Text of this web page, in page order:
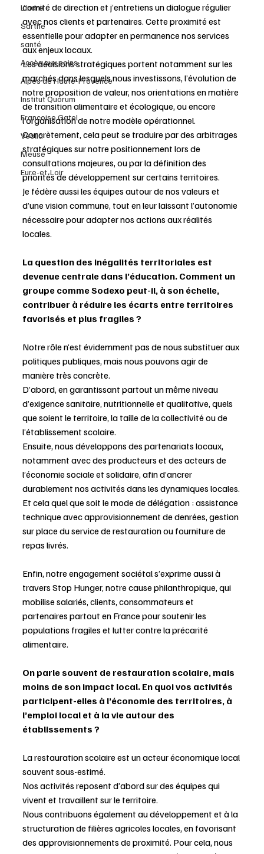
L'Indre
Sarthe
santé
Accès aux soins
Alpes de Haute-Provence
Institut Quorum
Françoise Gatel
Veolia
Meuse
Eure-et-Loir
comité de direction et j’entretiens un dialogue régulier
avec nos clients et partenaires. Cette proximité est
essentielle pour adapter en permanence nos services
aux enjeux locaux.
Les décisions stratégiques portent notamment sur les
marchés dans lesquels nous investissons, l’évolution de
notre proposition de valeur, nos orientations en matière
de transition alimentaire et écologique, ou encore
l’organisation de notre modèle opérationnel.
Concrètement, cela peut se traduire par des arbitrages
stratégiques sur notre positionnement lors de
consultations majeures, ou par la définition des
priorités de développement sur certains territoires.
Je fédère aussi les équipes autour de nos valeurs et
d’une vision commune, tout en leur laissant l’autonomie
nécessaire pour adapter nos actions aux réalités
locales.
La question des inégalités territoriales est
devenue centrale dans l’éducation. Comment un
groupe comme Sodexo peut-il, à son échelle,
contribuer à réduire les écarts entre territoires
favorisés et plus fragiles ?
Notre rôle n’est évidemment pas de nous substituer aux
politiques publiques, mais nous pouvons agir de
manière très concrète.
D’abord, en garantissant partout un même niveau
d’exigence sanitaire, nutritionnelle et qualitative, quels
que soient le territoire, la taille de la collectivité ou de
l’établissement scolaire.
Ensuite, nous développons des partenariats locaux,
notamment avec des producteurs et des acteurs de
l’économie sociale et solidaire, afin d’ancrer
durablement nos activités dans les dynamiques locales.
Et cela quel que soit le mode de délégation : assistance
technique avec approvisionnement de denrées, gestion
sur place du service de restauration ou fourniture de
repas livrés.
Enfin, notre engagement sociétal s’exprime aussi à
travers Stop Hunger, notre cause philanthropique, qui
mobilise salariés, clients, consommateurs et
partenaires partout en France pour soutenir les
populations fragiles et lutter contre la précarité
alimentaire.
On parle souvent de restauration scolaire, mais
moins de son impact local. En quoi vos activités
participent-elles à l’économie des territoires, à
l’emploi local et à la vie autour des
établissements ?
La restauration scolaire est un acteur économique local
souvent sous-estimé.
Nos activités reposent d’abord sur des équipes qui
vivent et travaillent sur le territoire.
Nous contribuons également au développement et à la
structuration de filières agricoles locales, en favorisant
des approvisionnements de proximité. Pour cela, nous